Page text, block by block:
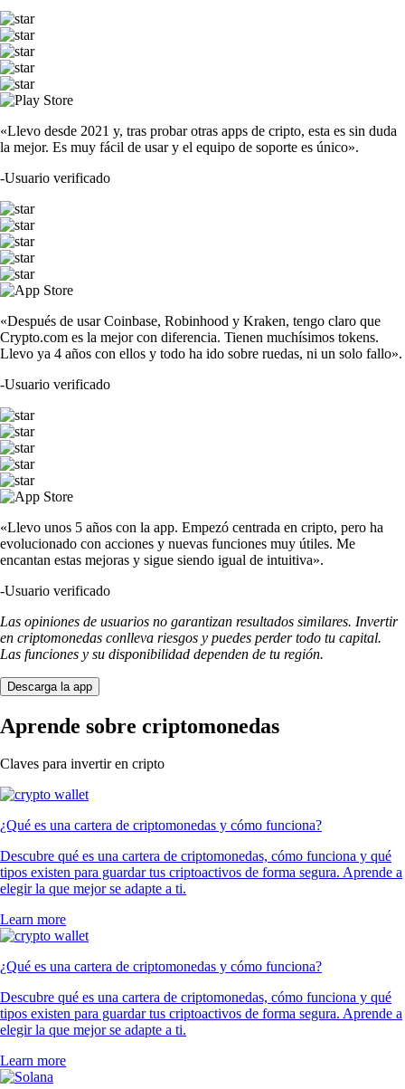
«Llevo desde 2021 y, tras probar otras apps de cripto, esta es sin duda
la mejor. Es muy fácil de usar y el equipo de soporte es único».
-Usuario verificado
«Después de usar Coinbase, Robinhood y Kraken, tengo claro que
Crypto.com es la mejor con diferencia. Tienen muchísimos tokens.
Llevo ya 4 años con ellos y todo ha ido sobre ruedas, ni un solo fallo».
-Usuario verificado
«Llevo unos 5 años con la app. Empezó centrada en cripto, pero ha
evolucionado con acciones y nuevas funciones muy útiles. Me
encantan estas mejoras y sigue siendo igual de intuitiva».
-Usuario verificado
Las opiniones de usuarios no garantizan resultados similares. Invertir
en criptomonedas conlleva riesgos y puedes perder todo tu capital.
Las funciones y su disponibilidad dependen de tu región.
Descarga la app
Aprende sobre criptomonedas
Claves para invertir en cripto
¿Qué es una cartera de criptomonedas y cómo funciona?
Descubre qué es una cartera de criptomonedas, cómo funciona y qué
tipos existen para guardar tus criptoactivos de forma segura. Aprende a
elegir la que mejor se adapte a ti.
Learn more
¿Qué es una cartera de criptomonedas y cómo funciona?
Descubre qué es una cartera de criptomonedas, cómo funciona y qué
tipos existen para guardar tus criptoactivos de forma segura. Aprende a
elegir la que mejor se adapte a ti.
Learn more